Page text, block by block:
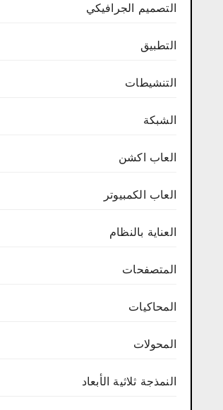
التصميم الجرافيكي
التطبيق
التنشيطات
الشبكة
العاب اكشن
العاب الكمبيوتر
العناية بالنظام
المتصفحات
المحاكيات
المحولات
النمذجة ثلاثية الأبعاد